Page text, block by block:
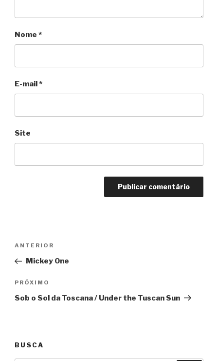
Nome *
E-mail*
Site
Post
Anterior
ANTERIOR
Mickey One
Próximo
PRÓXIMO
Sob o Sol da Toscana / Under the Tuscan Sun
BUSCA